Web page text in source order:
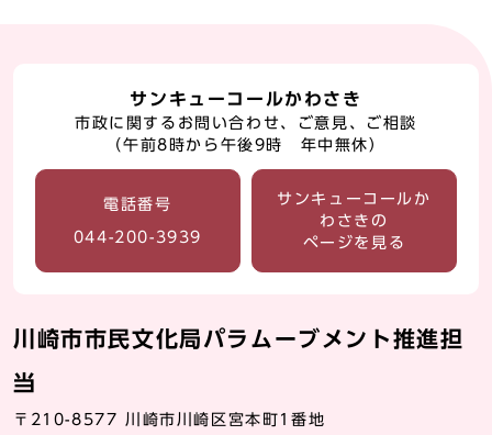
サンキューコールかわさき
市政に関するお問い合わせ、ご意見、ご相談
（午前8時から午後9時 年中無休）
電話番号
044-200-3939
サンキューコールか
わさきの
ページを見る
川崎市市民文化局パラムーブメント推進担
当
〒210-8577 川崎市川崎区宮本町1番地